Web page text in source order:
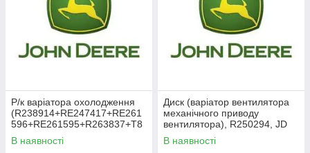
Р/к варіатора охолодження
(R238914+RE247417+RE261
596+RE261595+R263837+T8
0123+RE261597), JD
RE304750
В наявності
Диск (варіатор вентилятора
механічного приводу
вентилятора), R250294, JD
В наявності